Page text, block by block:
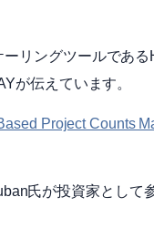
リングツールであ
が伝えています。
Project Counts
氏が投資家として